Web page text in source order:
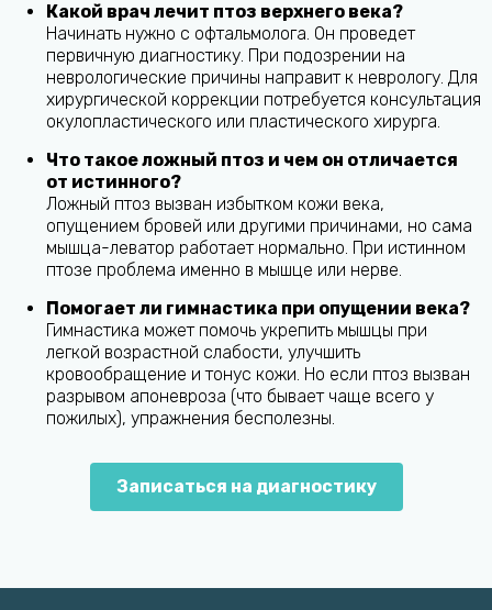
Какой врач лечит птоз верхнего века?
Начинать нужно с офтальмолога. Он проведет
первичную диагностику. При подозрении на
неврологические причины направит к неврологу. Для
хирургической коррекции потребуется консультация
окулопластического или пластического хирурга.
Что такое ложный птоз и чем он отличается
от истинного?
Ложный птоз вызван избытком кожи века,
опущением бровей или другими причинами, но сама
мышца-леватор работает нормально. При истинном
птозе проблема именно в мышце или нерве.
Помогает ли гимнастика при опущении века?
Гимнастика может помочь укрепить мышцы при
легкой возрастной слабости, улучшить
кровообращение и тонус кожи. Но если птоз вызван
разрывом апоневроза (что бывает чаще всего у
пожилых), упражнения бесполезны.
Записаться на диагностику